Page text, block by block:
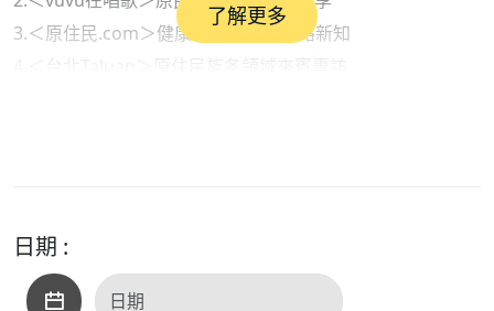
3.＜原住民.com＞健康衛生保健與網路新知
3.原住民.com（生活資訊）：認識「罹病焦慮症」
●本集歌單：
＜開場白＞：很好
了解更多
日期 :